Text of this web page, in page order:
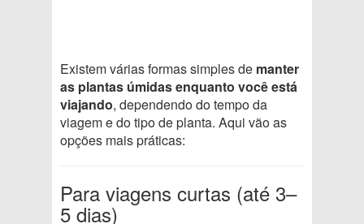
Existem várias formas simples de manter
as plantas úmidas enquanto você está
viajando, dependendo do tempo da
viagem e do tipo de planta. Aqui vão as
opções mais práticas:
Para viagens curtas (até 3–
5 dias)